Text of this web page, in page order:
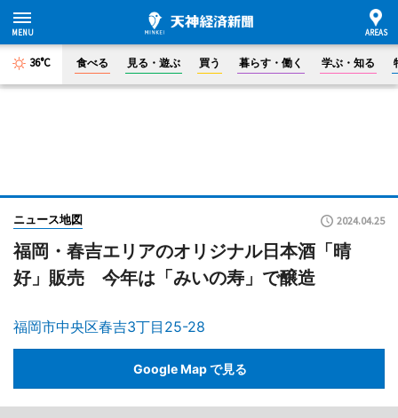
36°C 食べる 見る・遊ぶ 買う 暮らす・働く 学ぶ・知る
ニュース地図 2024.04.25
福岡・春吉エリアのオリジナル日本酒「晴
好」販売 今年は「みいの寿」で醸造
福岡市中央区春吉3丁目25-28
Google Map で見る